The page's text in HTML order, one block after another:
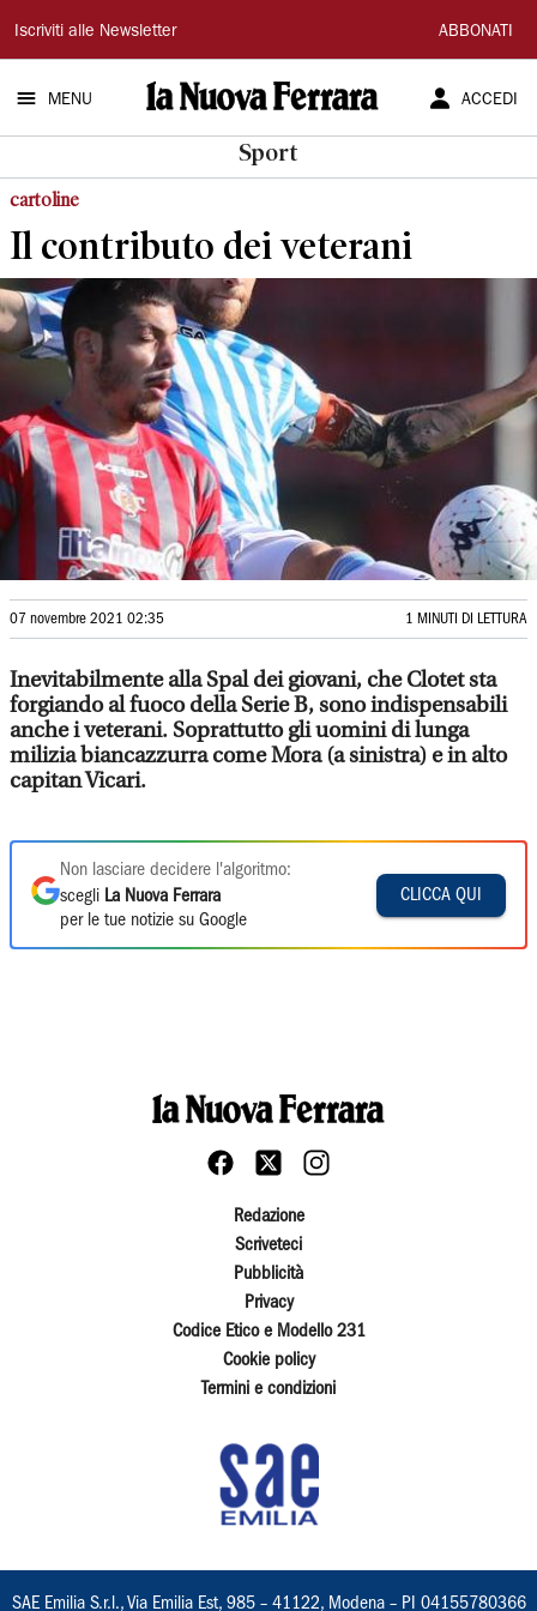
La
Nuova
Ferrara
Iscriviti alle Newsletter ABBONATI
MENU ACCEDI
Sport
cartoline
Il contributo dei veterani
07 novembre 2021 02:35 1 MINUTI DI LETTURA
Inevitabilmente alla Spal dei giovani, che Clotet sta
forgiando al fuoco della Serie B, sono indispensabili
anche i veterani. Soprattutto gli uomini di lunga
milizia biancazzurra come Mora (a sinistra) e in alto
capitan Vicari.
Non lasciare decidere l'algoritmo:
scegli La Nuova Ferrara
per le tue notizie su Google
CLICCA QUI
Redazione
Scriveteci
Pubblicità
Privacy
Codice Etico e Modello 231
Cookie policy
Termini e condizioni
SAE Emilia S.r.l., Via Emilia Est, 985 – 41122, Modena – PI 04155780366